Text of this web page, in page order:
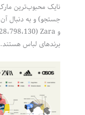
برندهای لباس هستند.